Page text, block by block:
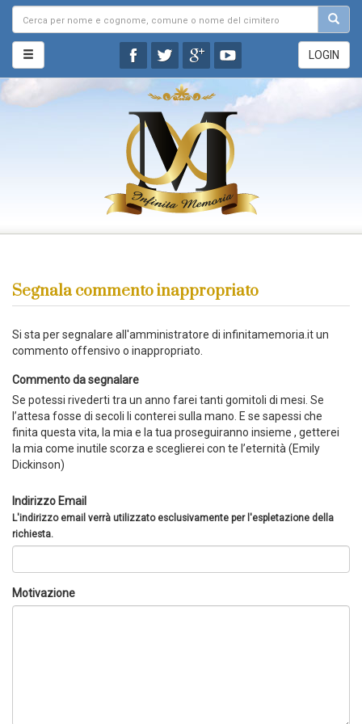
LOGIN
Segnala commento inappropriato
Si sta per segnalare all'amministratore di infinitamemoria.it un
commento offensivo o inappropriato.
Commento da segnalare
Se potessi rivederti tra un anno farei tanti gomitoli di mesi. Se
l’attesa fosse di secoli li conterei sulla mano. E se sapessi che
finita questa vita, la mia e la tua proseguiranno insieme , getterei
la mia come inutile scorza e sceglierei con te l’eternità (Emily
Dickinson)
Indirizzo Email
L'indirizzo email verrà utilizzato esclusivamente per l'espletazione della
richiesta.
Motivazione